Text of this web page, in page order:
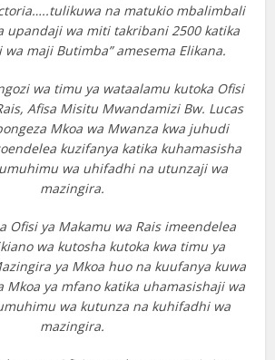
na matukio mbalimbali
upandaji wa miti takribani 2500 katika
maji Butimba” amesema Elikana.
wa timu ya wataalamu kutoka Ofisi
Afisa Misitu Mwandamizi Bw. Lucas
Mkoa wa Mwanza kwa juhudi
kuzifanya katika kuhamasisha
wa uhifadhi na utunzaji wa
mazingira.
Ofisi ya Makamu wa Rais imeendelea
wa kutosha kutoka kwa timu ya
ya Mkoa huo na kuufanya kuwa
Mkoa ya mfano katika uhamasishaji wa
wa kutunza na kuhifadhi wa
mazingira.